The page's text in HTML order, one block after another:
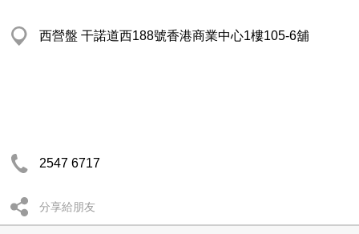
西營盤 干諾道西188號香港商業中心1樓105-6舖
2547 6717
分享給朋友